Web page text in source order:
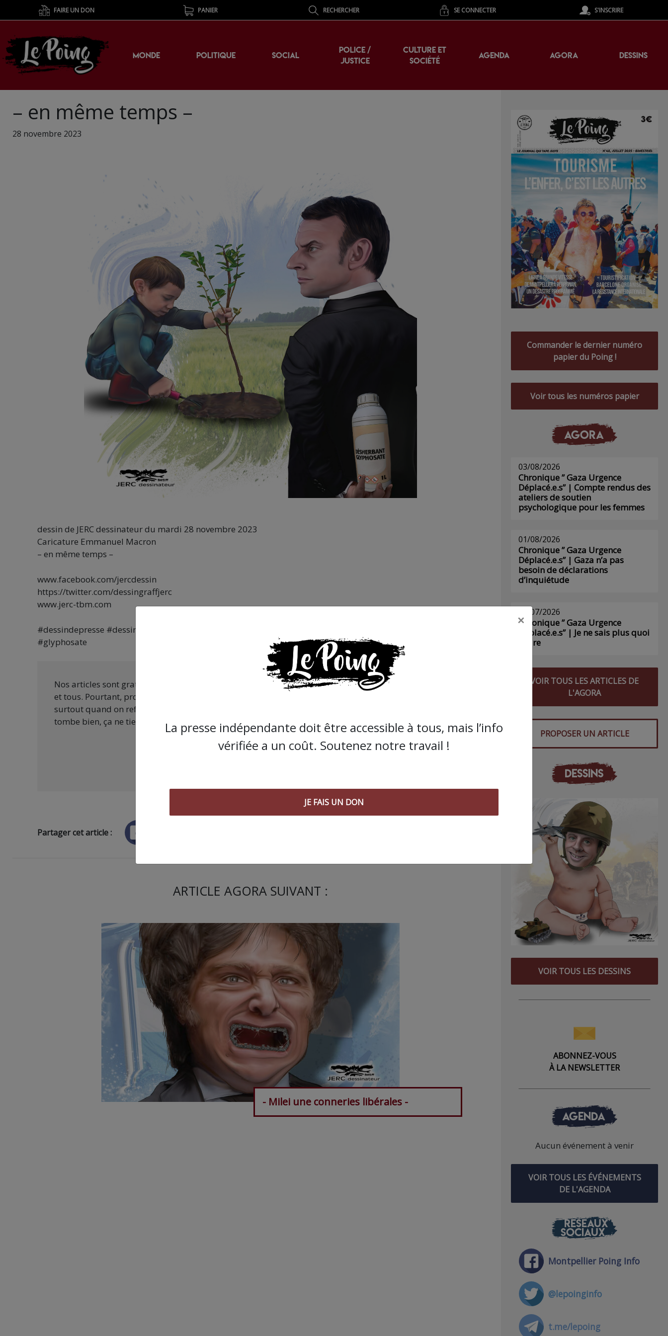
FAIRE UN DON PANIER RECHERCHER SE CONNECTER S'INSCRIRE
MONDE POLITIQUE SOCIAL
POLICE /
JUSTICE
CULTURE ET
SOCIÉTÉ
AGENDA AGORA DESSINS
– en même temps –
28 novembre 2023
dessin de JERC dessinateur du mardi 28 novembre 2023
Caricature Emmanuel Macron
– en même temps –
www.facebook.com/jercdessin
https://twitter.com/dessingraffjerc
www.jerc-tbm.com
#dessindepresse #dessinhumour #ecologie #unarbreunenfant #Macronie #méprisant #cop28
#glyphosate
Nos articles sont gratuits car nous pensons que la presse indépendante doit être accessible à toutes
et tous. Pourtant, produire une information engagée et de qualité nécessite du temps et de l’argent,
surtout quand on refuse d’être aux ordres de Bolloré et de ses amis… Pourvu que ça dure ! Ça
tombe bien, ça ne tient qu’à vous :
JE FAIS UN DON
Partager cet article :
ARTICLE AGORA SUIVANT :
- Milei une conneries libérales -
Commander le dernier numéro
papier du Poing !
Voir tous les numéros papier
AGORA
03/08/2026
Chronique ” Gaza Urgence
Déplacé.e.s” | Compte rendus des
ateliers de soutien
psychologique pour les femmes
01/08/2026
Chronique ” Gaza Urgence
Déplacé.e.s” | Gaza n’a pas
besoin de déclarations
d’inquiétude
29/07/2026
Chronique ” Gaza Urgence
Déplacé.e.s” | Je ne sais plus quoi
écrire
VOIR TOUS LES ARTICLES DE
L'AGORA
PROPOSER UN ARTICLE
DESSINS
VOIR TOUS LES DESSINS
ABONNEZ-VOUS
À LA NEWSLETTER
AGENDA
Aucun événement à venir
VOIR TOUS LES ÉVÉNEMENTS
DE L'AGENDA
RÉSEAUX
SOCIAUX
Montpellier Poing Info
@lepoinginfo
t.me/lepoing
×
La presse indépendante doit être accessible à tous, mais l’info
vérifiée a un coût. Soutenez notre travail !
JE FAIS UN DON